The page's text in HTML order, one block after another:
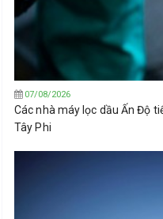
07/08/2026
Các nhà máy lọc dầu Ấn Độ
Tây Phi